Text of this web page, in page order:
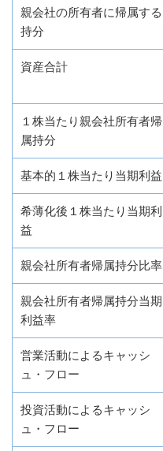
親会社の所有者に帰属する
持分
資産合計
１株当たり親会社所有者帰
属持分
基本的１株当たり当期利益
希薄化後１株当たり当期利
益
親会社所有者帰属持分比率
親会社所有者帰属持分当期
利益率
営業活動によるキャッシ
ュ・フロー
投資活動によるキャッシ
ュ・フロー